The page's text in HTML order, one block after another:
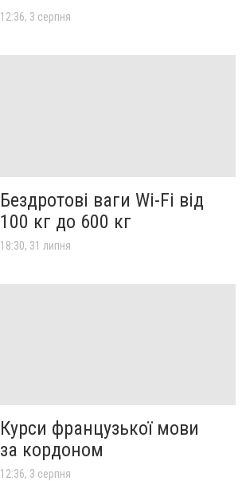
12:36, 3 серпня
Бездротові ваги Wi-Fi від
100 кг до 600 кг
18:30, 31 липня
Курси французької мови
за кордоном
12:36, 3 серпня